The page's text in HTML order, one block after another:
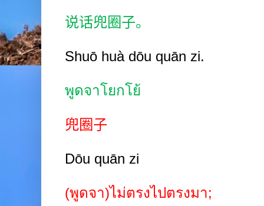
说话兜圈子。
Shuō huà dōu quān zi.
พูดจาโยกโย้
兜圈子
Dōu quān zi
(พูดจา)ไม่ตรงไปตรงมา;